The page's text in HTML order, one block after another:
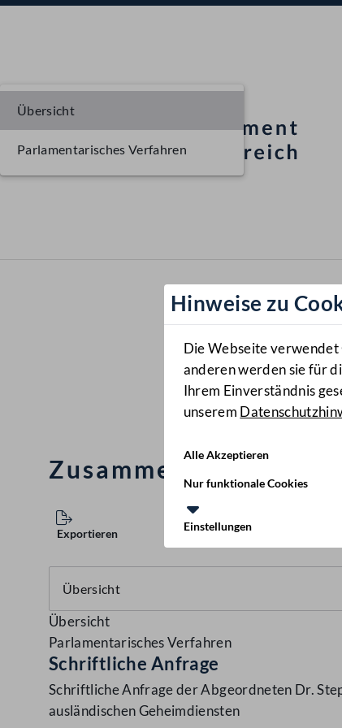
Hinweise zu
Die Webseite
anderen werden sie für
Ihrem Einverständnis
unserem
Alle Akzeptieren
Nur funktionale Cookies
Einstellungen
Zusammenarbeit mit
Exportieren
Übersicht
Parlamentarisches Verfahren
Übersicht
Parlamentarisches Verfahren
Schriftliche Anfrage
Schriftliche Anfrage der Abgeordneten Dr.
ausländischen Geheimdiensten